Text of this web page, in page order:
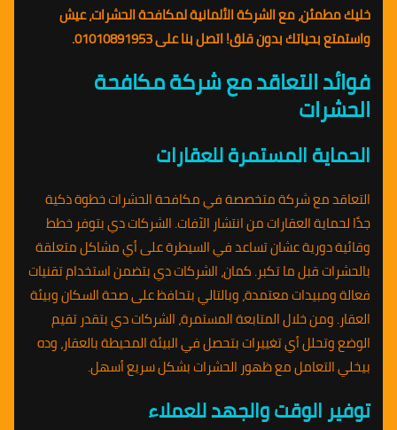
خليك مطمئن، مع الشركة الألمانية لمكافحة الحشرات، عيش
واستمتع بحياتك بدون قلق! اتصل بنا على 01010891953.
فوائد التعاقد مع شركة مكافحة
الحشرات
الحماية المستمرة للعقارات
التعاقد مع شركة متخصصة في مكافحة الحشرات خطوة ذكية
جدًا لحماية العقارات من انتشار الآفات. الشركات دي بتوفر خطط
وقائية دورية عشان تساعد في السيطرة على أي مشاكل متعلقة
بالحشرات قبل ما تكبر. كمان، الشركات دي بتضمن استخدام تقنيات
فعالة ومبيدات معتمدة، وبالتالي بتحافظ على صحة السكان وبيئة
العقار. ومن خلال المتابعة المستمرة، الشركات دي بتقدر تقيم
الوضع وتحلل أي تغييرات بتحصل في البيئة المحيطة بالعقار، وده
بيخلي التعامل مع ظهور الحشرات بشكل سريع أسهل.
توفير الوقت والجهد للعملاء